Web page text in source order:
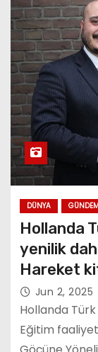
DÜNYA
Hollanda
yenilik
Hareket
Jun 2, 2025
Hollanda
Eğitim